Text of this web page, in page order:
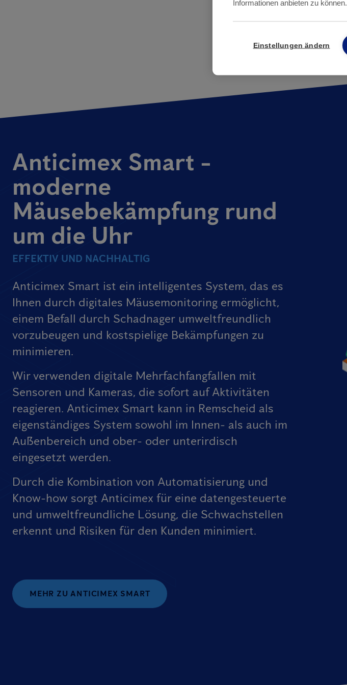
Anticimex Smart -
moderne
Mäusebekämpfung rund
um die Uhr
EFFEKTIV UND NACHHALTIG
Anticimex Smart ist ein intelligentes System, das es
Ihnen durch digitales Mäusemonitoring ermöglicht,
einem Befall durch Schadnager umweltfreundlich
vorzubeugen und kostspielige Bekämpfungen zu
minimieren.
Wir verwenden digitale Mehrfachfangfallen mit
Sensoren und Kameras, die sofort auf Aktivitäten
reagieren. Anticimex Smart kann in Remscheid als
eigenständiges System sowohl im Innen- als auch im
Außenbereich und ober- oder unterirdisch
eingesetzt werden.
Durch die Kombination von Automatisierung und
Know-how sorgt Anticimex für eine datengesteuerte
und umweltfreundliche Lösung, die Schwachstellen
erkennt und Risiken für den Kunden minimiert.
MEHR ZU ANTICIMEX SMART
Informationen anbieten zu können.
Einstellungen ändern